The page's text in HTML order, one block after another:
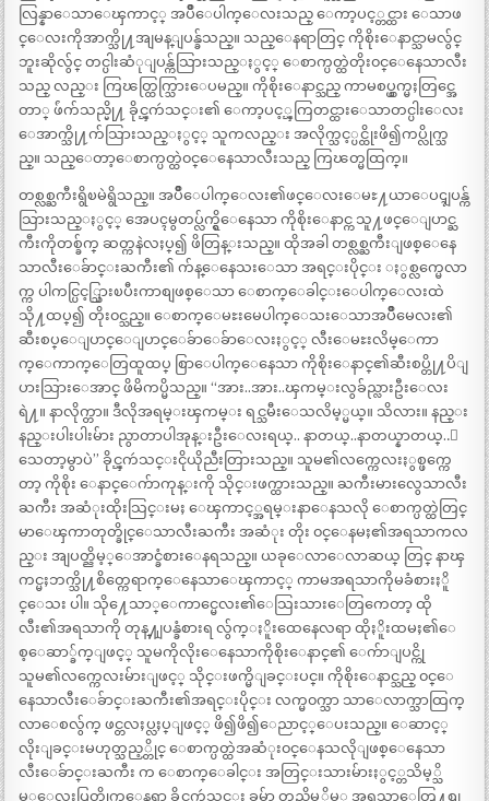
လြန္နာေသာေၾကာင့္ အပ်ိဳေပါက္ေလးသည္ ေကာ့ပင့္တင္ထား ေသာဖ
င္ေလးကိုအာက္သို႔အျမန္ျပန္ခ်သည္။ သည္ေနရာတြင္ ကိုစိုးေနာင္သာမလွ်င္
ဘူးဆိုလွ်င္ တင္ပါးဆံုျပန္က်သြားသည္ႏွင့္ ေစာက္ပတ္ထဲတိုး၀င္ေနေသာလီး
သည္ လည္း ကြၽတ္ထြက္သြားေပမည္။ ကိုစိုးေနာင္သည္ ကာမစပ္ယွက္မႈတြင္အေ
တာ္ ဖ်ံက်သည္မို႔ ခိုင္ၾကဴသင္း၏ ေကာ့ပင့္ၾကြတင္ထားေသာတင္ပါးေလး
ေအာက္သို႔က်သြားသည္ႏွင့္ သူကလည္း အလိုက္သင့္ပင္ထိုးဖိ၍ကပ္လိုက္သ
ည္။ သည္ေတာ့ေစာက္ပတ္ထဲ၀င္ေနေသာလီးသည္ ကြၽတ္မထြက္။
တစ္လစ္ႀကီးရွိၿမဲရွိသည္။ အပ်ိဳေပါက္ေလး၏ဖင္ေလးေမႊ႔ယာေပၚျပန္က်
သြားသည္ႏွင့္ အေပၚမွတပ္လ်က္ရွိေနေသာ ကိုစိုးေနာင္က သူ႔ဖင္ေျပာင္ႀ
ကီးကိုတစ္ခ်က္ ဆတ္ကနဲလႈပ္၍ ဖိတြန္းသည္။ ထိုအခါ တစ္လစ္ႀကီးျဖစ္ေနေ
သာလီးေခ်ာင္းႀကီး၏ က်န္ေနေသးေသာ အရင္းပိုင္း ႏွစ္လက္မေလာ
က္က ပါကင္ပြင့္သြားၿပီးကာစျဖစ္ေသာ ေစာက္ေခါင္းေပါက္ေလးထဲ
သို႔ထပ္၍ တိုး၀င္သည္။ ေစာက္ေမႊးမေပါက္ေသးေသာအပ်ိဳမေလး၏
ဆီးစပ္ေျပာင္ေျပာင္ေခ်ာေခ်ာေလးႏွင့္ လီးေမႊးလိမ္ေကာ
က္ေကာက္ေတြထူထပ္ စြာေပါက္ေနေသာ ကိုစိုးေနာင္၏ဆီးစပ္တို႔ပိျ
ပားသြားေအာင္ ဖိမိကပ္မိသည္။ “အား..အား..ၾကမ္းလွခ်ည္လားဦးေလး
ရဲ႔။ နာလိုက္တာ။ ဒီလိုအရမ္းၾကမ္း ရင္သမီးေသလိမ့္မယ္။ သိလား။ နည္း
နည္းပါးပါးမ်ား ညွာတာပါအုန္းဦးေလးရယ္.. နာတယ္..နာတယ္နာတယ္..ေ
သေတာ့မွာပဲ” ခိုင္ၾကဴသင္းငိုယိုညီးတြားသည္။ သူမ၏လက္ကေလးႏွစ္ဖက္ကေ
တာ့ ကိုစိုး ေနာင္ေက်ာကုန္းကို သိုင္းဖက္ထားသည္။ ႀကီးမားလွေသာလီး
ႀကီး အဆံုးထိုးသြင္းမႈ ေၾကာင့္အရမ္းနာေနသလို ေစာက္ပတ္ထဲတြင္
မာေၾကာတုတ္ခိုင္ေသာလီးႀကီး အဆံုး တိုး ၀င္ေနမႈ၏အရသာကလ
ည္း အျပတ္ညိမ့္ေအာင္ခံစားေနရသည္။ ယခုေလာေလာဆယ္ တြင္ နာၾ
ကင္မႈဘက္သို႔စိတ္ကေရာက္ေနေသာေၾကာင့္ ကာမအရသာကိုမခံစားႏိူ
င္ေသး ပါ။ သို႔ေသာ္ေကာင္မေလး၏ေသြးသားေတြကေတာ့ ထို
လီး၏အရသာကို တုန္႔ျပန္ခံစားရ လွ်က္ႏိူးထေနေလရာ ထိုႏိူးထမႈ၏ေ
စ့ေဆာ္ခ်က္ျဖင့္ သူမကိုလိုးေနေသာကိုစိုးေနာင္၏ ေက်ာျပင္ကို
သူမ၏လက္ကေလးမ်ားျဖင့္ သိုင္းဖက္မိျခင္းပင္။ ကိုစိုးေနာင္သည္ ၀င္ေ
နေသာလီးေခ်ာင္းႀကီး၏အရင္းပိုင္း လက္မ၀က္သာ သာေလာက္သာထြက္
လာေစလွ်က္ ဖင္တလႈပ္လႈပ္ျဖင့္ ဖိ၍ဖိ၍ေညာင့္ေပးသည္။ ေဆာင့္
လိုးျခင္းမဟုတ္သည့္တိုင္ ေစာက္ပတ္ထဲအဆံုး၀င္ေနသလိုျဖစ္ေနေသာ
လီးေခ်ာင္းႀကီး က ေစာက္ေခါင္း အတြင္းသားမ်ားႏွင့္တသိမ့္သိ
မ့္ေလးပြတ္တိုက္ေနရာ ခိုင္ၾကဴသင္း ခမ်ာ တညိမ့္ညိမ့္ အရသာေတြ႔စျ